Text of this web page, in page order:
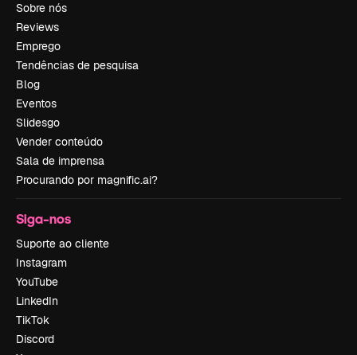
Sobre nós
Reviews
Emprego
Tendências de pesquisa
Blog
Eventos
Slidesgo
Vender conteúdo
Sala de imprensa
Procurando por magnific.ai?
Siga-nos
Suporte ao cliente
Instagram
YouTube
LinkedIn
TikTok
Discord